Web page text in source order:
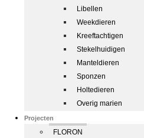
Libellen
Weekdieren
Kreeftachtigen
Stekelhuidigen
Manteldieren
Sponzen
Holtedieren
Overig marien
Projecten
FLORON